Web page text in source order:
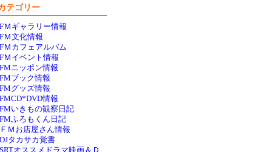
テゴリー
FＭギャラリー情報
FＭ文化情報
FＭカフェアルバム
FＭイベント情報
FMニッポン情報
FMブック情報
FMグッズ情報
FMCD*DVD情報
FMいきもの観察日記
FMふろもくん日記
ＦＭお店屋さん情報
DJタカサカ覚書
SRTオススメドラマ映画＆Ｄ